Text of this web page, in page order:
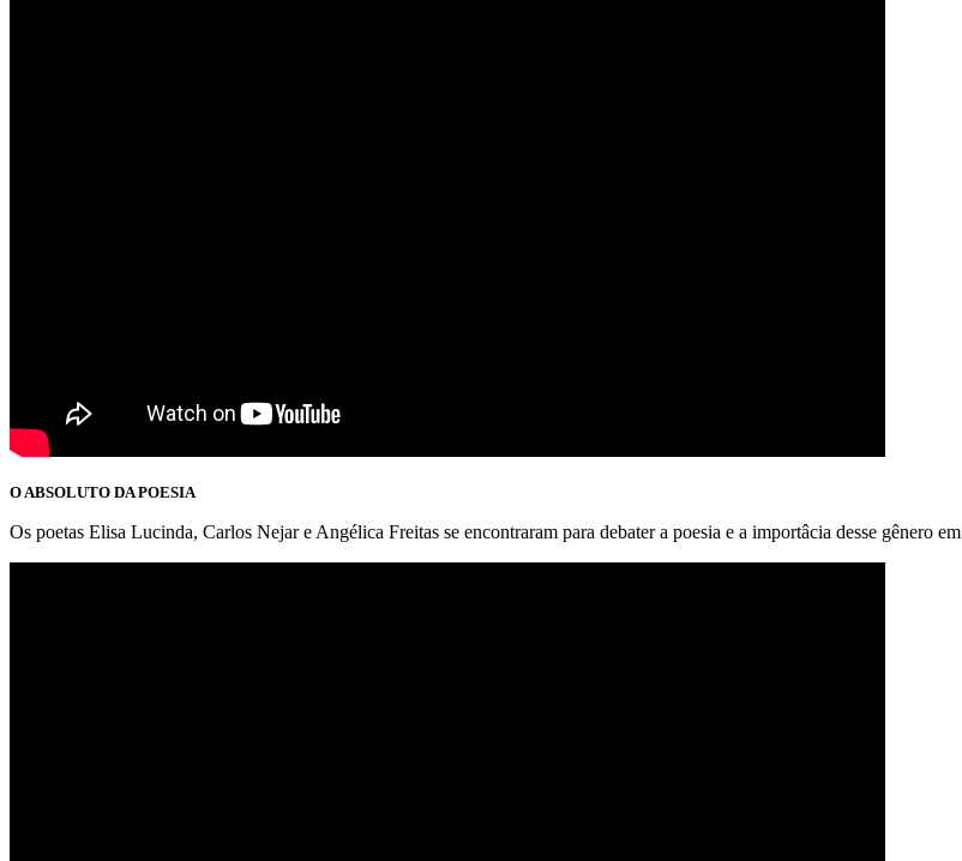
O ABSOLUTO DA POESIA
Os poetas Elisa Lucinda, Carlos Nejar e Angélica Freitas se encontraram para debater a poesia e a importâcia desse gênero